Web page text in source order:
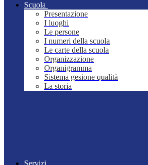
Scuola
Presentazione
I luoghi
Le persone
I numeri della scuola
Le carte della scuola
Organizzazione
Organigramma
Sistema gesione qualità
La storia